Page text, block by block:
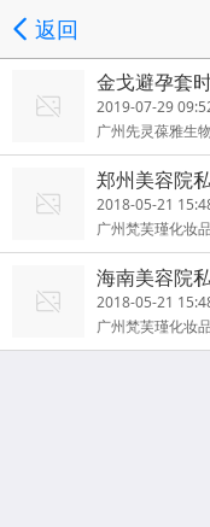
返回
金戈避孕套
2019-07-29
广州先灵葆雅生
郑州美容院
2018-05-21
广州梵芙瑾化妆
海南美容院
2018-05-21
广州梵芙瑾化妆